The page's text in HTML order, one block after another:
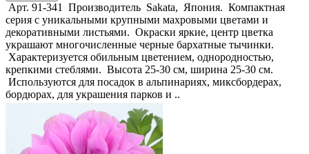
Арт. 91-341 Производитель Sakata, Япония. Компактная
серия с уникальными крупными махровыми цветами и
декоративными листьями. Окраски яркие, центр цветка
украшают многочисленные черные бархатные тычинки.
Характеризуется обильным цветением, однородностью,
крепкими стеблями. Высота 25-30 см, ширина 25-30 см.
Используются для посадок в альпинариях, миксбордерах,
бордюрах, для украшения парков и ..